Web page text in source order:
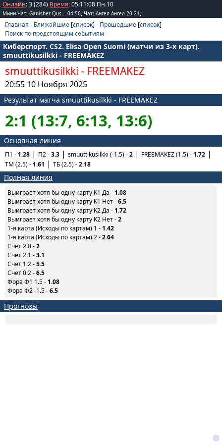
Онлайн: 3 (284) Время:05:11:08 Пн.10
Мини-Чат: Ganisher Qus... 04:50, Чат: Ангел Ангел 20:21 ,
Главная - Ближайшие [список] - Прошедшие [список]
Поиск по предстоящим событиям
Киберспорт. CS2. Elisa Open Suomi (матчи из 3-х карт).
smuuttikusilkki - FREEMAKEZ
smuuttikusilkki - FREEMAKEZ
20:55 10 Ноября 2025
Результат матча smuuttikusilkki - FREEMAKEZ
2:1 (13:7, 6:13, 13:6)
Основная линия
П1 -1.28 П2 -3.3 smuuttikusilkki (-1.5) -2 FREEMAKEZ (1.5) -1.72
ТМ (2.5) -1.61 ТБ (2.5) -2.18
Полная линия
Выиграет хотя бы одну карту K1 Да - 1.08
Выиграет хотя бы одну карту K1 Нет -6.5
Выиграет хотя бы одну карту K2 Да - 1.72
Выиграет хотя бы одну карту K2 Нет -2
1-я карта (Исходы по картам) 1 - 1.42
1-я карта (Исходы по картам) 2 -2.64
Счет 2:0 -2
Счет 2:1 -3.1
Счет 1:2 -5.5
Счет 0:2 -6.5
Фора Ф1 1.5 - 1.08
Фора Ф2 -1.5 -6.5
Прогнозы